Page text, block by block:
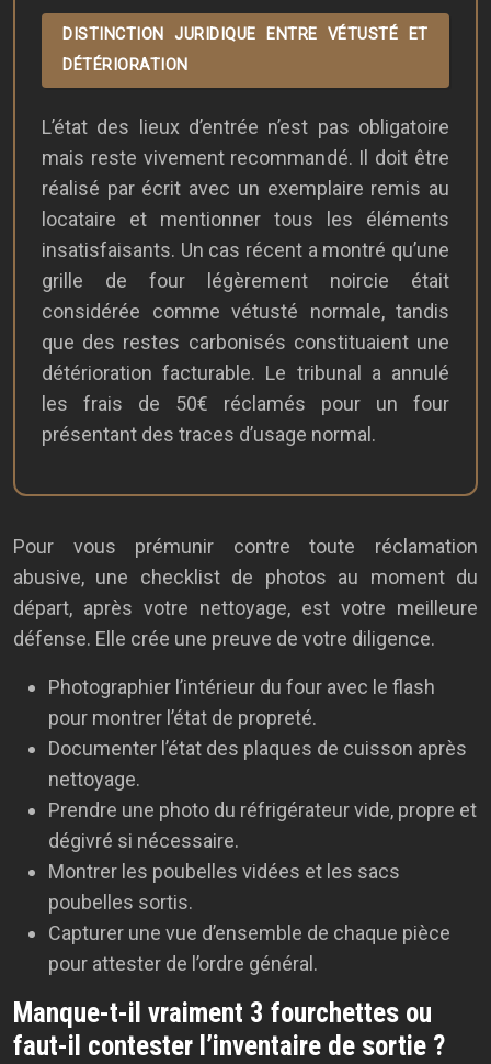
DISTINCTION JURIDIQUE ENTRE VÉTUSTÉ ET
DÉTÉRIORATION
L’état des lieux d’entrée n’est pas obligatoire
mais reste vivement recommandé. Il doit être
réalisé par écrit avec un exemplaire remis au
locataire et mentionner tous les éléments
insatisfaisants. Un cas récent a montré qu’une
grille de four légèrement noircie était
considérée comme vétusté normale, tandis
que des restes carbonisés constituaient une
détérioration facturable. Le tribunal a annulé
les frais de 50€ réclamés pour un four
présentant des traces d’usage normal.
Pour vous prémunir contre toute réclamation
abusive, une checklist de photos au moment du
départ, après votre nettoyage, est votre meilleure
défense. Elle crée une preuve de votre diligence.
Photographier l’intérieur du four avec le flash
pour montrer l’état de propreté.
Documenter l’état des plaques de cuisson après
nettoyage.
Prendre une photo du réfrigérateur vide, propre et
dégivré si nécessaire.
Montrer les poubelles vidées et les sacs
poubelles sortis.
Capturer une vue d’ensemble de chaque pièce
pour attester de l’ordre général.
Manque-t-il vraiment 3 fourchettes ou
faut-il contester l’inventaire de sortie ?